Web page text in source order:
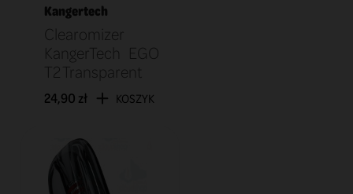
Kangertech
Clearomizer
KangerTech EGO
T2 Transparent
24,90 zł KOSZYK